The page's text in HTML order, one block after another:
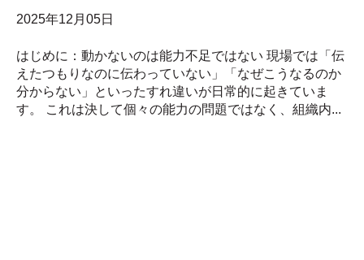
2025年12月05日
はじめに：動かないのは能力不足ではない 現場では「伝
えたつもりなのに伝わっていない」「なぜこうなるのか
分からない」といったすれ違いが日常的に起きていま
す。 これは決して個々の能力の問題ではなく、組織内...